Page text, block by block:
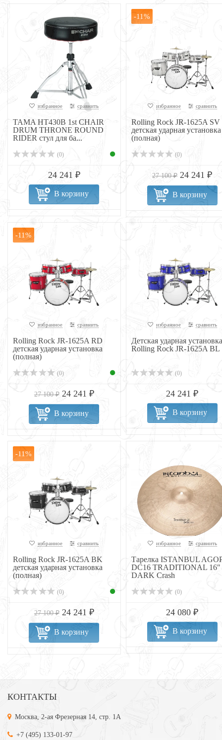
избранное сравнить
TAMA HT430B 1st CHAIR
DRUM THRONE ROUND
RIDER стул для ба...
(0)
24 241 ₽
В корзину
-11%
избранное сравнить
Rolling Rock JR-1625A SV
детская ударная установка
(полная)
(0)
27 100 ₽ 24 241 ₽
В корзину
-11%
избранное сравнить
Rolling Rock JR-1625A RD
детская ударная установка
(полная)
(0)
27 100 ₽ 24 241 ₽
В корзину
избранное сравнить
Детская ударная установка
Rolling Rock JR-1625A BL
(0)
24 241 ₽
В корзину
-11%
избранное сравнить
Rolling Rock JR-1625A BK
детская ударная установка
(полная)
(0)
27 100 ₽ 24 241 ₽
В корзину
избранное сравнить
Тарелка ISTANBUL
DC16 TRADITIONAL 16"
DARK Crash
(0)
24 080 ₽
В корзину
КОНТАКТЫ
Москва, 2-ая Фрезерная 14, стр. 1А
+7 (495) 133-01-97